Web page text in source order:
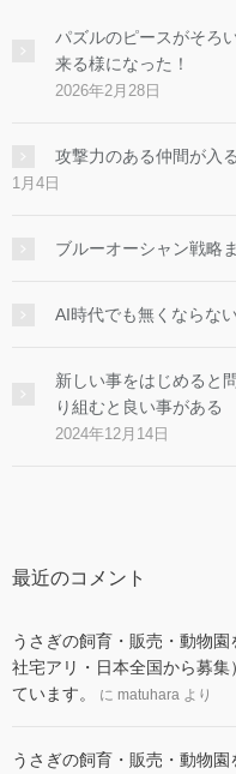
パズルのピースがそろ
来る様になった！
2026年2月28日
攻撃力のある仲間が入
1月4日
ブルーオーシャン戦略
AI時代でも無くならな
新しい事をはじめると
り組むと良い事がある
2024年12月14日
最近のコメント
うさぎの飼育・販売・動物
社宅アリ・日本全国から募
ています。
に matuhara より
うさぎの飼育・販売・動物